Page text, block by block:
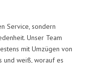
Service, sondern
Unser Team
mit Umzügen von
und weiß, worauf es